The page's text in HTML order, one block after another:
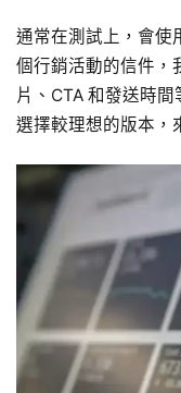
通常在測試上，會使
個行銷活動的信件，
片、CTA 和發送時
選擇較理想的版本，